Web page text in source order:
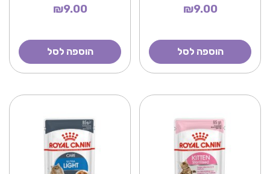
₪9.00
הוספה לסל
₪9.00
הוספה לסל